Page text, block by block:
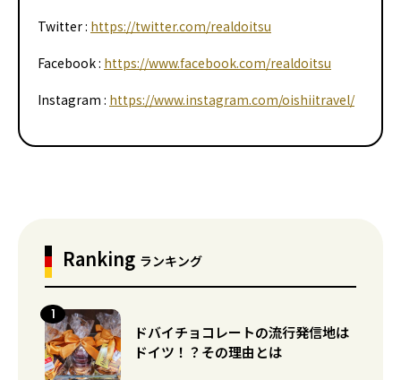
Twitter : https://twitter.com/realdoitsu
Facebook : https://www.facebook.com/realdoitsu
Instagram : https://www.instagram.com/oishiitravel/
Ranking ランキング
ドバイチョコレートの流行発信地は
ドイツ！？その理由とは